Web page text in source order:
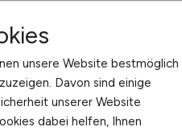
Positionierung zu
zu verstehen und
zu optimieren.
Strategie
unsere Website bestmöglich
Davon sind einige
unserer Website
dabei helfen, Ihnen